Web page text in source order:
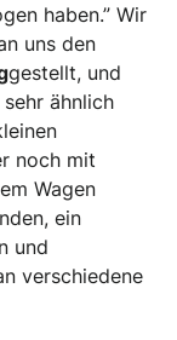
haben.” Wir
uns den
gestellt, und
ähnlich
noch mit
Wagen
ein
und
verschiedene